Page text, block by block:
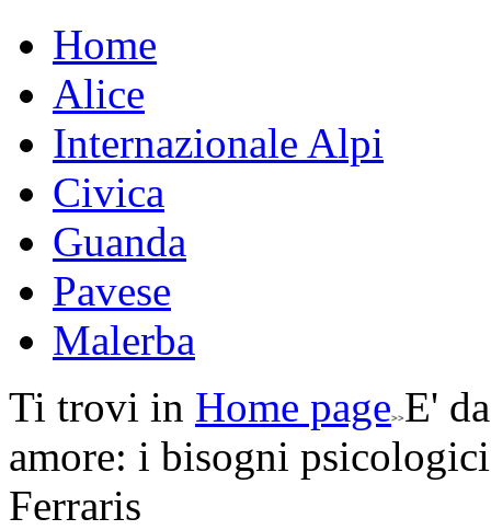
Home
Alice
Internazionale Alpi
Civica
Guanda
Pavese
Malerba
Ti trovi in Home page E'
amore: i bisogni
Ferraris